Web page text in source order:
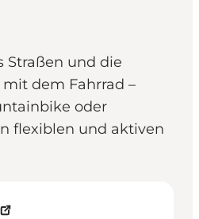
Straßen und die
dem Fahrrad –
oder
flexiblen und aktiven